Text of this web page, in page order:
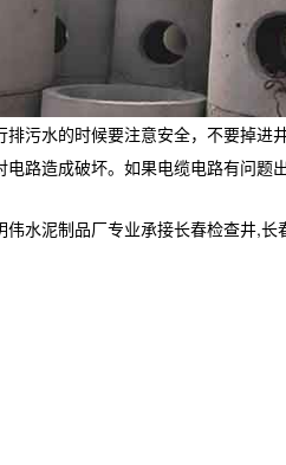
污水的时候要注意安全，不要掉进
路造成破坏。如果电缆电路有问
水泥制品厂专业承接长春检查井,